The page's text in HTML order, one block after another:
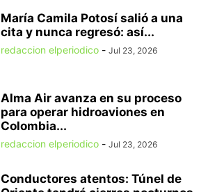
María Camila Potosí salió a una
cita y nunca regresó: así...
redaccion elperiodico - Jul 23, 2026
Alma Air avanza en su proceso
para operar hidroaviones en
Colombia...
redaccion elperiodico - Jul 23, 2026
Conductores atentos: Túnel de